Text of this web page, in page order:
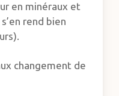
en minéraux et
rend bien
changement de